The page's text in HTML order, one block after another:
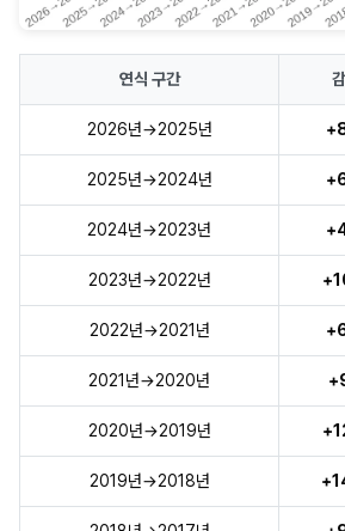
연식 구간
2026년→2025년
2025년→2024년
2024년→2023년
2023년→2022년
2022년→2021년
2021년→2020년
2020년→2019년
2019년→2018년